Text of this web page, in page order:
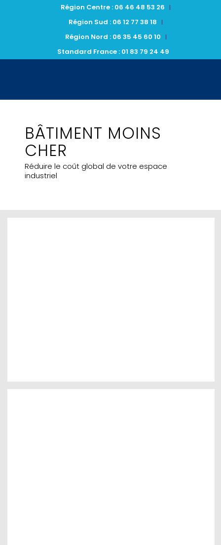
Région Centre : 06 46 48 53 26
Région Sud : 06 12 77 38 18
Région Nord : 06 35 45 60 10
Standard France : 01 83 79 24 49
BÂTIMENT MOINS
CHER
Réduire le coût global de votre espace
industriel